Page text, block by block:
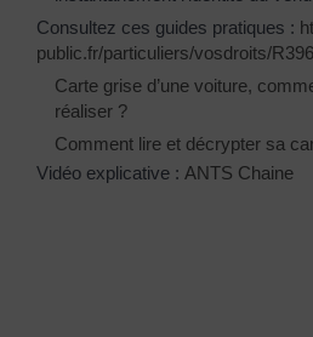
Consultez ces guides pratiques :
public.fr/particuliers/vosdroits/
Carte grise d’une voiture,
réaliser ?
Comment lire et décrypter sa
Vidéo explicative : ANTS Chaine